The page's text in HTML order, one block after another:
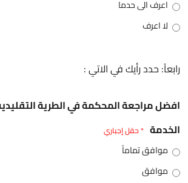
اعرف الى حدما
لا اعرف
رابعاً: حدد رأيك في الاتي :
افضل مراجعة المحكمة في الطرية
الخدمة * حقل إجباري
موافق تماماً
موافق